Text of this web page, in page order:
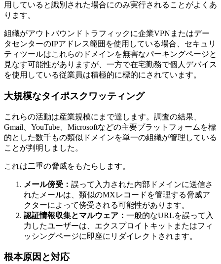
用していると識別された場合にのみ実行されることがよくあ
ります。
組織がアウトバウンドトラフィックに企業VPNまたはデー
タセンターのIPアドレス範囲を使用している場合、セキュリ
ティツールはこれらのドメインを無害なパーキングページと
見なす可能性がありますが、一方で在宅勤務で個人デバイス
を使用している従業員は積極的に標的にされています。
大規模なタイポスクワッティング
これらの活動は産業規模にまで達します。調査の結果、
Gmail、YouTube、Microsoftなどの主要プラットフォームを標
的とした数千もの類似ドメインを単一の組織が管理している
ことが判明しました。
これは二重の脅威をもたらします。
メール傍受： 誤って入力された内部ドメインに送信さ
れたメールは、類似のMXレコードを管理する脅威ア
クターによって傍受される可能性があります。
認証情報収集とマルウェア： 一般的なURLを誤って入
力したユーザーは、エクスプロイトキットまたはフィ
ッシングページに即座にリダイレクトされます。
根本原因と対応